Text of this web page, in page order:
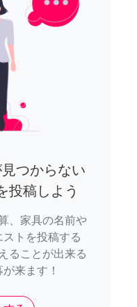
つからない
投稿しよう
、家具の名前や
トを投稿する
ることが出来る
来ます！